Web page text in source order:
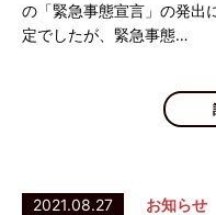
の「緊急事態宣言」の発出
定でしたが、緊急事態…
2021.08.27 お知らせ